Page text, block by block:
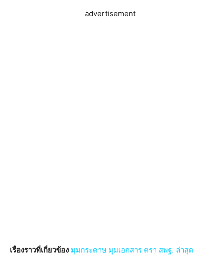
advertisement
เรื่องราวที่เกี่ยวข้อง มุมกระดาษ มุมเอกสาร ตรา สพฐ. ล่าสุด